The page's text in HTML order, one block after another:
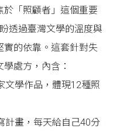
「照顧者」這個重要
透過臺灣文學的溫度與
的依靠。這套針對失
處方，內含：
文學作品，體現12種照
計畫，每天給自己40分